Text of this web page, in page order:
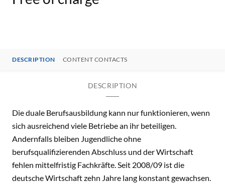
DESCRIPTION CONTENT CONTACTS
DESCRIPTION
Die duale Berufsausbildung kann nur funktionieren, wenn
sich ausreichend viele Betriebe an ihr beteiligen.
Andernfalls bleiben Jugendliche ohne
berufsqualifizierenden Abschluss und der Wirtschaft
fehlen mittelfristig Fachkräfte. Seit 2008/09 ist die
deutsche Wirtschaft zehn Jahre lang konstant gewachsen.